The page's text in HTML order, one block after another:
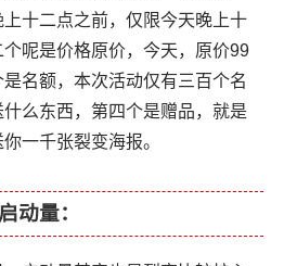
十二点之前，仅限今天晚上十
呢是价格原价，今天，原价99
名额，本次活动仅有三百个名
么东西，第四个是赠品，就是
一千张裂变海报。
启动量：